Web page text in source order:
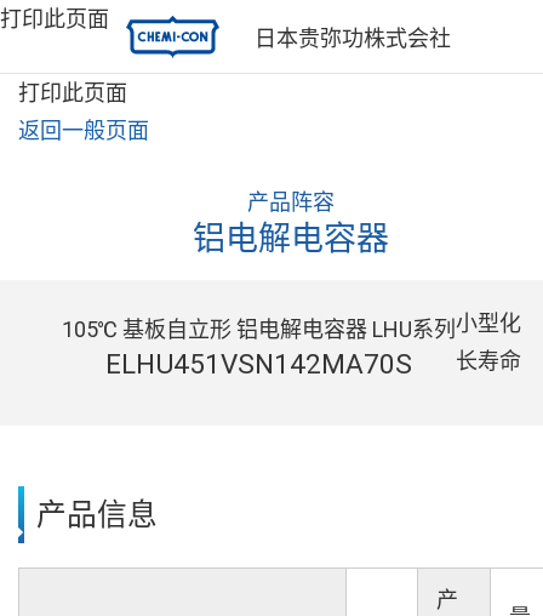
日本贵弥功株式会社
打印此页面
产品阵容
铝电解电容器
105℃ 基板自立形 铝电解电容器 LHU系列
ELHU451VSN142MA70S
小型化
长寿命
产品信息
产
打印此页面
返回一般页面